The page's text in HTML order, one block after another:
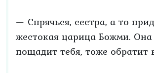
— Спрячься, сестра, а то
жестокая царица Божми.
пощадит тебя, тоже обратит